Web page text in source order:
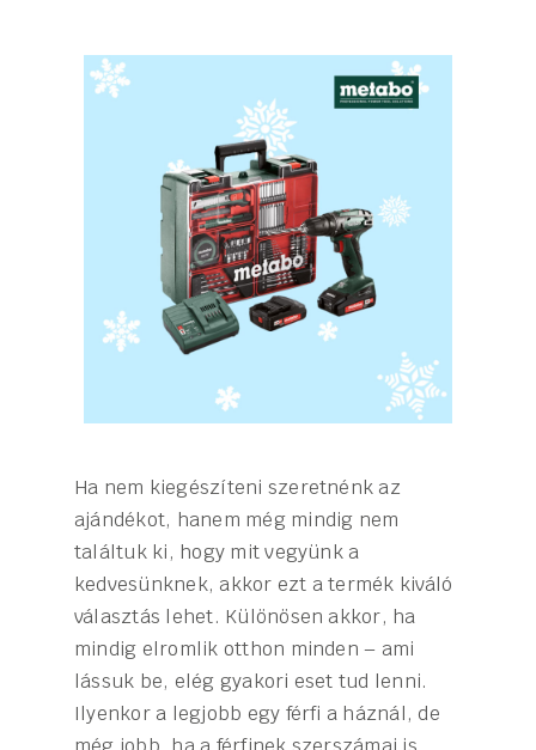
Ha nem kiegészíteni szeretnénk az
ajándékot, hanem még mindig nem
találtuk ki, hogy mit vegyünk a
kedvesünknek, akkor ezt a termék kiváló
választás lehet. Különösen akkor, ha
mindig elromlik otthon minden – ami
lássuk be, elég gyakori eset tud lenni.
Ilyenkor a legjobb egy férfi a háznál, de